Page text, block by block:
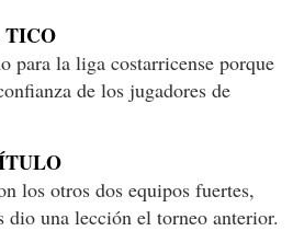
TICO
para la liga costarricense porque
de los jugadores de
los otros dos equipos fuertes,
dio una lección el torneo anterior.